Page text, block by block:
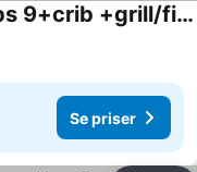
The Pumpkin Cottage Sleeps 9+crib +grill/firepit
Se priser